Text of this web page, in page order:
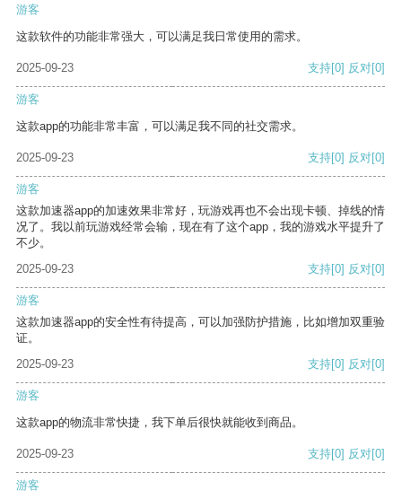
游客
这款软件的功能非常强大，可以满足我日常使用的需求。
2025-09-23 支持[0] 反对[0]
游客
这款app的功能非常丰富，可以满足我不同的社交需求。
2025-09-23 支持[0] 反对[0]
游客
这款加速器app的加速效果非常好，玩游戏再也不会出现卡顿、掉线的情
况了。我以前玩游戏经常会输，现在有了这个app，我的游戏水平提升了
不少。
2025-09-23
支持[0] 反对[0]
游客
这款加速器app的安全性有待提高，可以加强防护措施，比如增加双重验
证。
2025-09-23
支持[0] 反对[0]
游客
这款app的物流非常快捷，我下单后很快就能收到商品。
2025-09-23 支持[0] 反对[0]
游客